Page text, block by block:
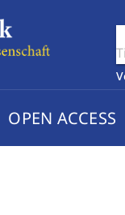
OPEN ACCESS